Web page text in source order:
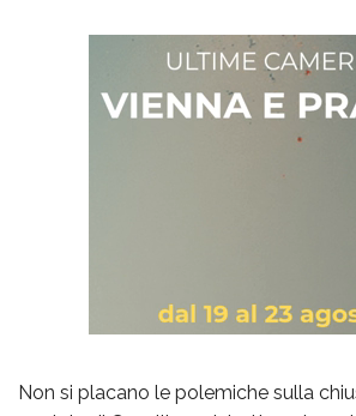
Non si placano le polemiche sulla